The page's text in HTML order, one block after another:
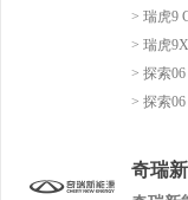
> 瑞虎9
> 瑞虎9X
> 探索06
> 探索
奇瑞